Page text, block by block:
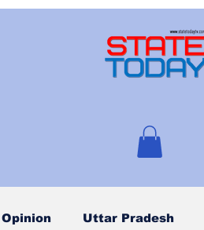
Opinion Uttar Pradesh